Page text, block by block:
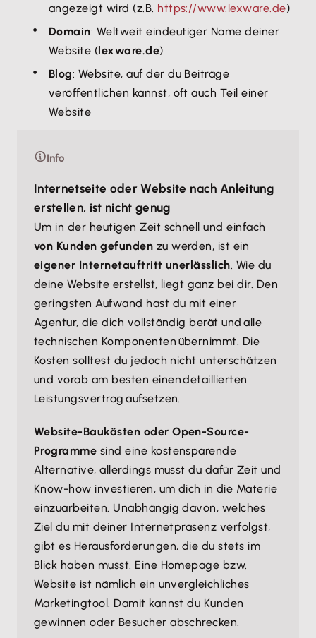
angezeigt wird (z.B. https://www.lexware.de)
Domain: Weltweit eindeutiger Name deiner
Website (lexware.de)
Blog: Website, auf der du Beiträge
veröffentlichen kannst, oft auch Teil einer
Website
Info
Internetseite oder Website nach Anleitung
erstellen, ist nicht genug
Um in der heutigen Zeit schnell und einfach
von Kunden gefunden zu werden, ist ein
eigener Internetauftritt unerlässlich. Wie du
deine Website erstellst, liegt ganz bei dir. Den
geringsten Aufwand hast du mit einer
Agentur, die dich vollständig berät und alle
technischen Komponenten übernimmt. Die
Kosten solltest du jedoch nicht unterschätzen
und vorab am besten einen detaillierten
Leistungsvertrag aufsetzen.
Website-Baukästen oder Open-Source-
Programme sind eine kostensparende
Alternative, allerdings musst du dafür Zeit und
Know-how investieren, um dich in die Materie
einzuarbeiten. Unabhängig davon, welches
Ziel du mit deiner Internetpräsenz verfolgst,
gibt es Herausforderungen, die du stets im
Blick haben musst. Eine Homepage bzw.
Website ist nämlich ein unvergleichliches
Marketingtool. Damit kannst du Kunden
gewinnen oder Besucher abschrecken.